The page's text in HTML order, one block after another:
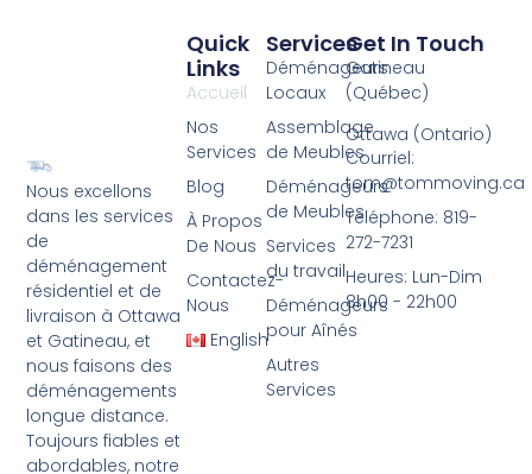
Nous excellons
dans les services
de
déménagement
résidentiel et de
livraison à Ottawa
et Gatineau, et
nous faisons des
déménagements
longue distance.
Toujours fiables et
abordables, notre
Services
Déménageurs
Locaux
Assemblage
de Meubles
Déménageurs
de Meubles
Services
du travail
Déménageurs
pour Aînés
Autres
Services
Quick
Links
Accueil
Nos
Services
Blog
À Propos
De Nous
Contactez-
Nous
English
Get In Touch
Gatineau
(Québec)
Ottawa (Ontario)
Courriel:
tom@tommoving.ca
Téléphone: 819-
272-7231
Heures: Lun-Dim
8h00 - 22h00